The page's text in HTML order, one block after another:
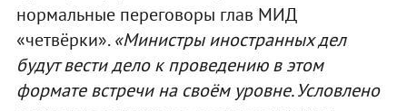
нормальные переговоры глав МИД
«четвёрки».«Министры иностранных дел
будут вести дело к проведению в этом
формате встречи на своём уровне. Условлено